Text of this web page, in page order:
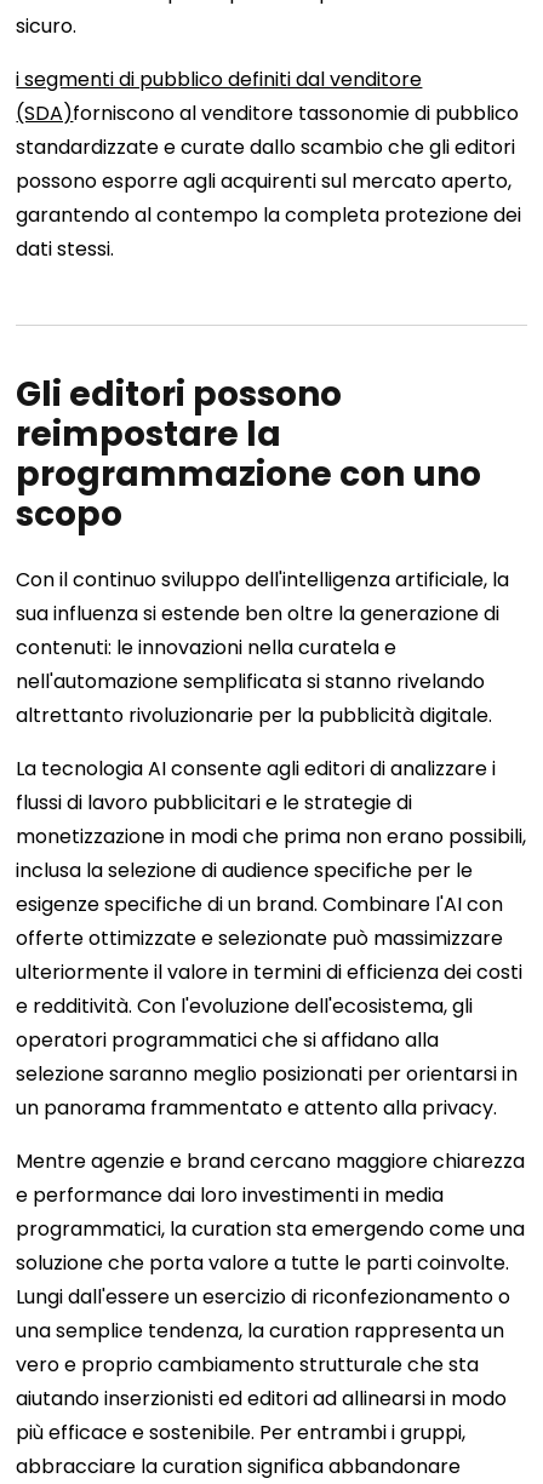
sicuro.
i segmenti di pubblico definiti dal venditore
(SDA)forniscono al venditore tassonomie di pubblico
standardizzate e curate dallo scambio che gli editori
possono esporre agli acquirenti sul mercato aperto,
garantendo al contempo la completa protezione dei
dati stessi.
Gli editori possono
reimpostare la
programmazione con uno
scopo
Con il continuo sviluppo dell'intelligenza artificiale, la
sua influenza si estende ben oltre la generazione di
contenuti: le innovazioni nella curatela e
nell'automazione semplificata si stanno rivelando
altrettanto rivoluzionarie per la pubblicità digitale.
La tecnologia AI consente agli editori di analizzare i
flussi di lavoro pubblicitari e le strategie di
monetizzazione in modi che prima non erano possibili,
inclusa la selezione di audience specifiche per le
esigenze specifiche di un brand. Combinare l'AI con
offerte ottimizzate e selezionate può massimizzare
ulteriormente il valore in termini di efficienza dei costi
e redditività. Con l'evoluzione dell'ecosistema, gli
operatori programmatici che si affidano alla
selezione saranno meglio posizionati per orientarsi in
un panorama frammentato e attento alla privacy.
Mentre agenzie e brand cercano maggiore chiarezza
e performance dai loro investimenti in media
programmatici, la curation sta emergendo come una
soluzione che porta valore a tutte le parti coinvolte.
Lungi dall'essere un esercizio di riconfezionamento o
una semplice tendenza, la curation rappresenta un
vero e proprio cambiamento strutturale che sta
aiutando inserzionisti ed editori ad allinearsi in modo
più efficace e sostenibile. Per entrambi i gruppi,
abbracciare la curation significa abbandonare